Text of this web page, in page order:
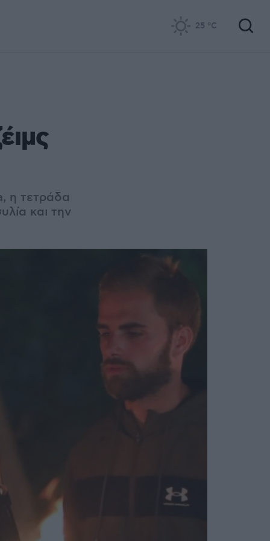
25 °C
η τετράδα
και την